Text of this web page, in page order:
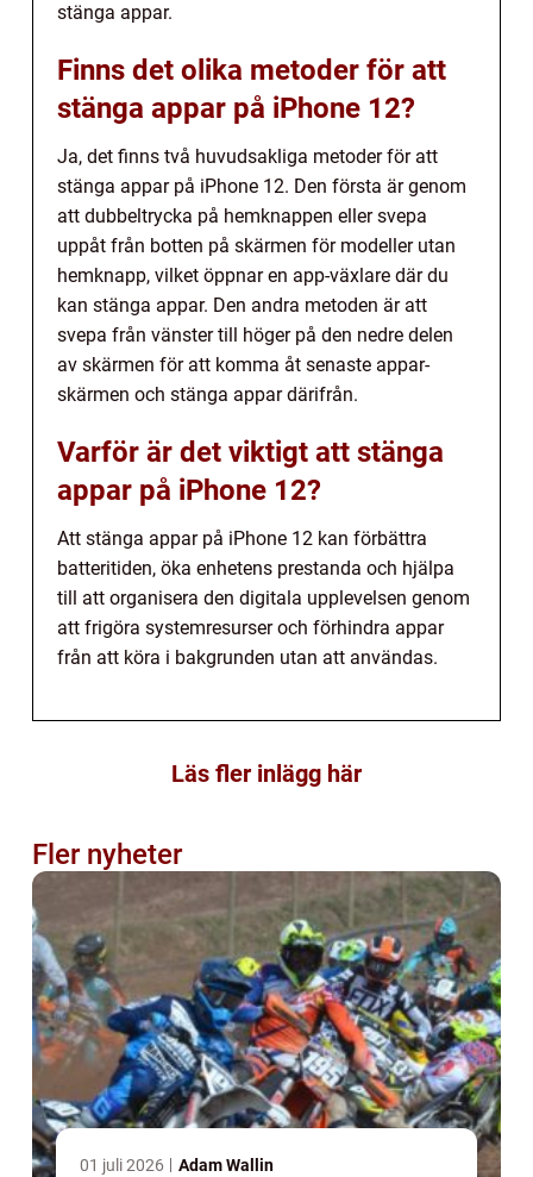
stänga appar.
Finns det olika metoder för att
stänga appar på iPhone 12?
Ja, det finns två huvudsakliga metoder för att
stänga appar på iPhone 12. Den första är genom
att dubbeltrycka på hemknappen eller svepa
uppåt från botten på skärmen för modeller utan
hemknapp, vilket öppnar en app-växlare där du
kan stänga appar. Den andra metoden är att
svepa från vänster till höger på den nedre delen
av skärmen för att komma åt senaste appar-
skärmen och stänga appar därifrån.
Varför är det viktigt att stänga
appar på iPhone 12?
Att stänga appar på iPhone 12 kan förbättra
batteritiden, öka enhetens prestanda och hjälpa
till att organisera den digitala upplevelsen genom
att frigöra systemresurser och förhindra appar
från att köra i bakgrunden utan att användas.
Läs fler inlägg här
Fler nyheter
01 juli 2026 Adam Wallin